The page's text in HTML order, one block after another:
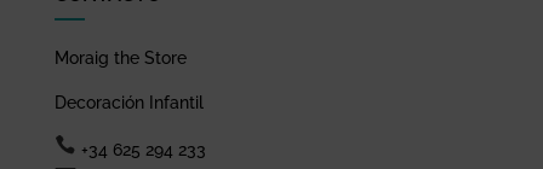
Moraig the Store
Decoración Infantil
+34 625 294 233